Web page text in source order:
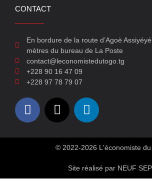
CONTACT
En bordure de la route d’Agoè
mètres du bureau de La Poste
contact@leconomistedutogo.tg
+228 90 16 47 09
+228 97 78 79 07
© 2022-2026 L'économiste du
Site réalisé par NEUF